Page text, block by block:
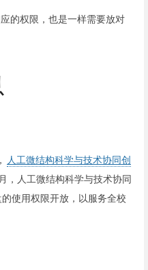
的权限，也是一样需要放对
人工微结构科学与技术协同创
，人工微结构科学与技术协同
使用权限开放，以服务全校